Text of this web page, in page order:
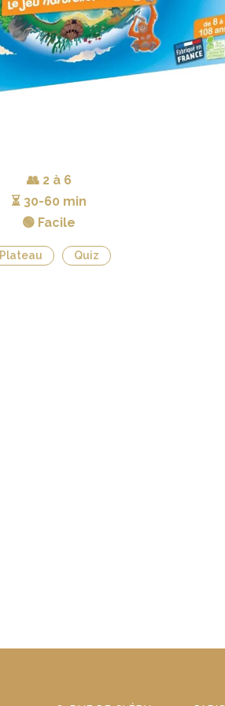
👥 2 à 6
⏳ 30-60 min
🟢 Facile
Plateau Quiz